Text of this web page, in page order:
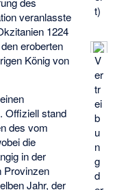
t)
V
er
tr
ei
b
u
n
g
d
veranlasste
1224
eroberten
König von
Offiziell stand
des vom
die
in der
Provinzen
Jahr, der